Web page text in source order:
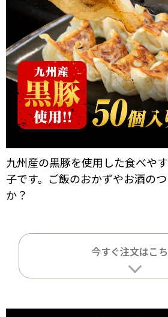
九州産の黒豚を使用した食べや
子です。ご飯のおかずやお酒の
か？
今すぐ注文はこ